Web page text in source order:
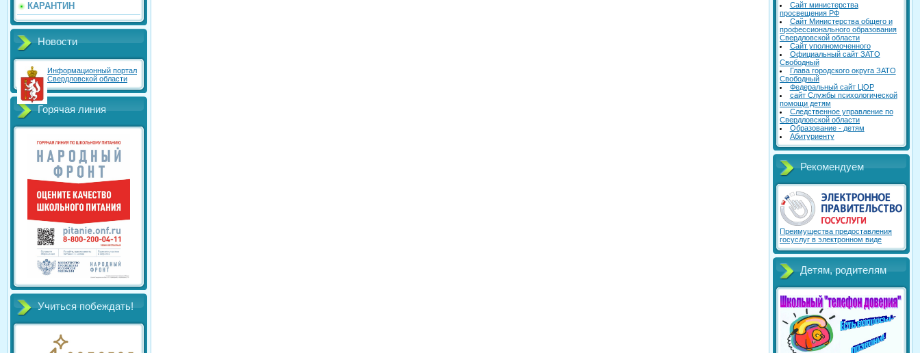
КАРАНТИН
Новости
Информационный портал
Свердловской области
Горячая линия
Учиться побеждать!
Сайт министерства
просвещения РФ
Сайт Министерства общего и
профессионального образования
Свердловской области
Сайт уполномоченного
Официальный сайт ЗАТО
Свободный
Глава городского округа ЗАТО
Свободный
Федеральный сайт ЦОР
сайт Службы психологической
помощи детям
Следственное управление по
Свердловской области
Образование - детям
Абитуриенту
Рекомендуем
Преимущества предоставления
госуслуг в электронном виде
Детям, родителям